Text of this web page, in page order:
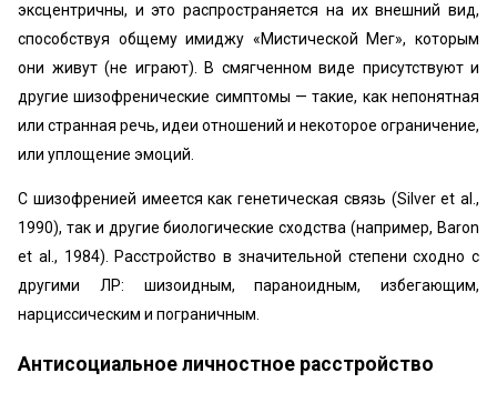
эксцентричны, и это распространяется на их внешний вид,
способствуя общему имиджу «Мистической Мег», которым
они живут (не играют). В смягченном виде присутствуют и
другие шизофренические симптомы — такие, как непонятная
или странная речь, идеи отношений и некоторое ограничение,
или уплощение эмоций.
С шизофренией имеется как генетическая связь (Silver et al.,
1990), так и другие биологические сходства (например, Baron
et al., 1984). Расстройство в значительной степени сходно с
другими ЛР: шизоидным, параноидным, избегающим,
нарциссическим и пограничным.
Антисоциальное личностное расстройство